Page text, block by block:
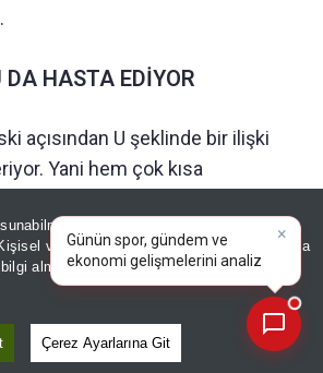
adına sitemizde
verileriniz, KVKK ve GDPR kapsamında
bilgi almak içinAydınlatma Metnimizi
Çerez Ayarlarına Git
HASTA EDİYOR
açısından U şeklinde bir ilişki
Yani hem çok kısa
sağlık riskiyle ilişkilidir. En
erişkin için yaklaşık 7 saatlik
görülmektedir.
HAFTA SONU KAPANMIYOR
×
Günün spor, gündem ve
ekonomi gelişmelerini analiz
edin!|